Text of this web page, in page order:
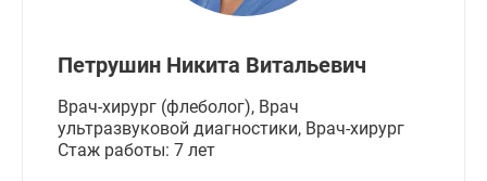
Петрушин Никита Витальевич
Врач-хирург (флеболог), Врач
ультразвуковой диагностики, Врач-хирург
Стаж работы: 7 лет